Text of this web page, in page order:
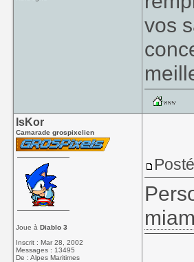
vos
IsKor
Camarade grospixelien
Joue àDiablo 3
Inscrit : Mar 28, 2002
Messages : 13495
De : Alpes Maritimes